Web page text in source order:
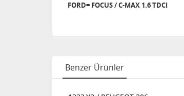
FORD= FOCUS / C-MAX 1.6 TDCI
Benzer Ürünler